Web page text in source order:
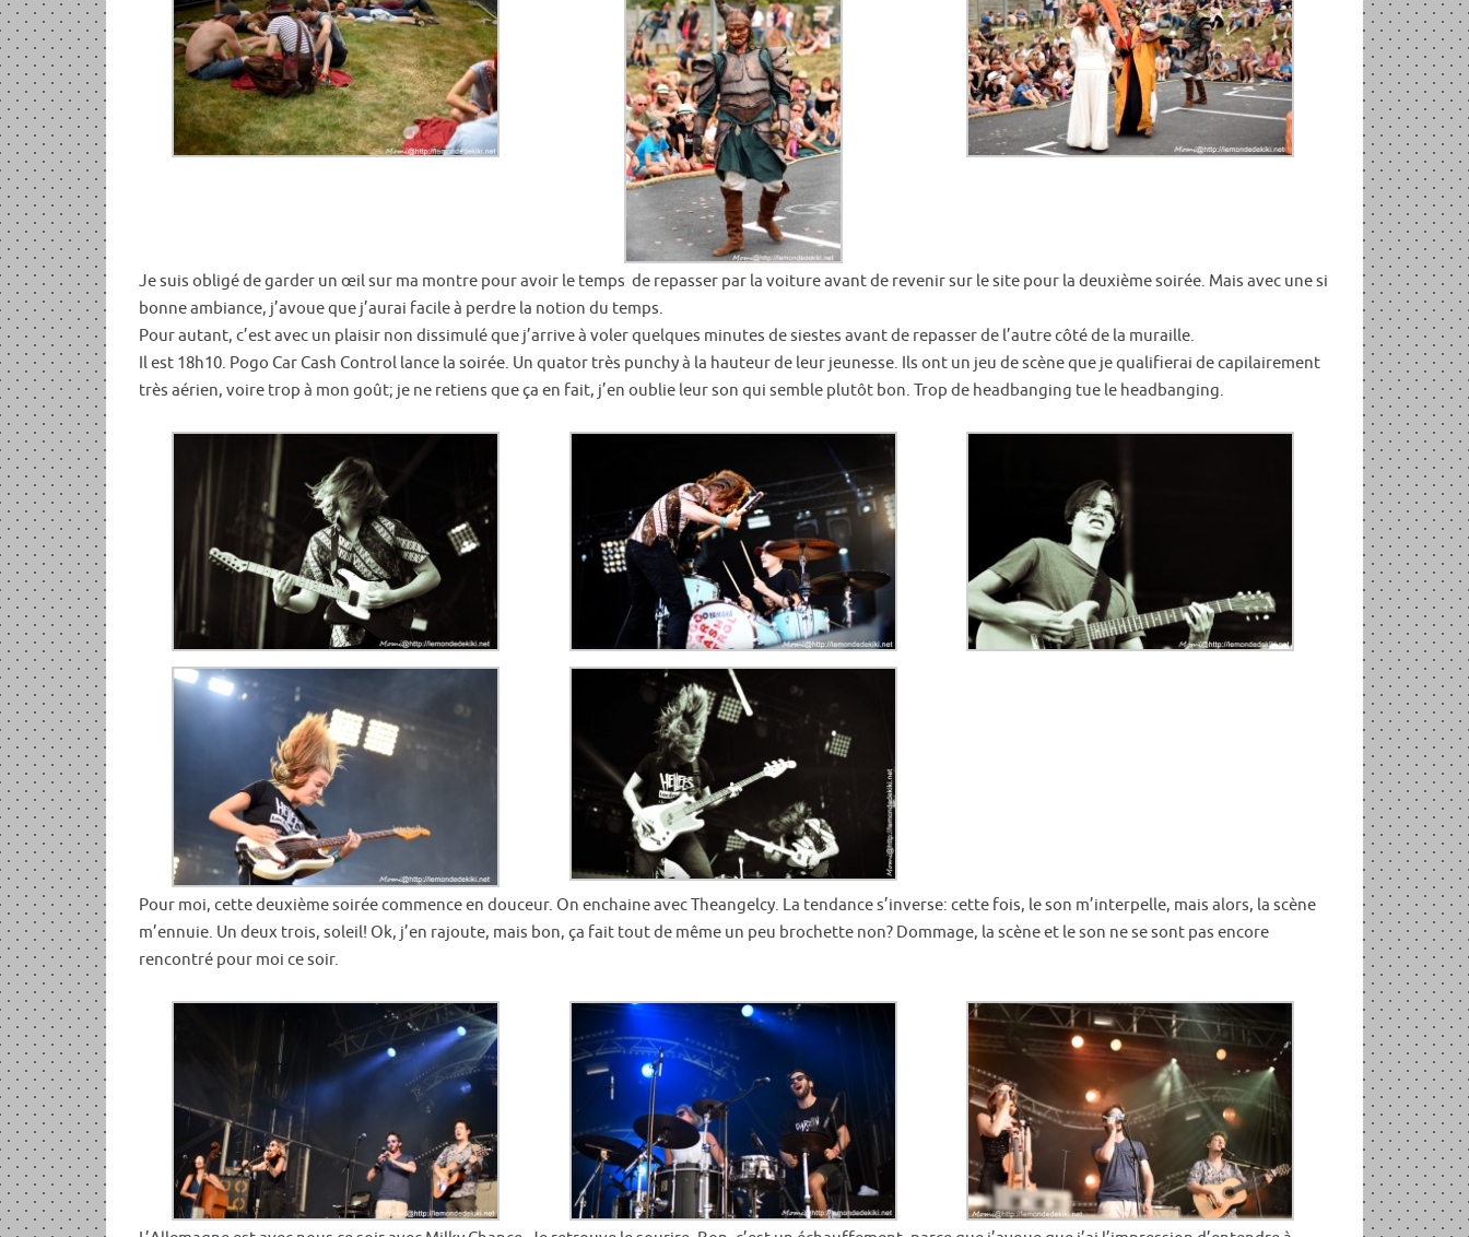
Je suis obligé de garder un œil sur ma montre pour avoir le temps de repasser par la voiture avant de revenir sur le site pour la deuxième soirée. Mais avec une si
bonne ambiance, j’avoue que j’aurai facile à perdre la notion du temps.
Pour autant, c’est avec un plaisir non dissimulé que j’arrive à voler quelques minutes de siestes avant de repasser de l’autre côté de la muraille.
Il est 18h10. Pogo Car Cash Control lance la soirée. Un quator très punchy à la hauteur de leur jeunesse. Ils ont un jeu de scène que je qualifierai de capilairement
très aérien, voire trop à mon goût; je ne retiens que ça en fait, j’en oublie leur son qui semble plutôt bon. Trop de headbanging tue le headbanging.
Pour moi, cette deuxième soirée commence en douceur. On enchaine avec Theangelcy. La tendance s’inverse: cette fois, le son m’interpelle, mais alors, la scène
m’ennuie. Un deux trois, soleil! Ok, j’en rajoute, mais bon, ça fait tout de même un peu brochette non? Dommage, la scène et le son ne se sont pas encore
rencontré pour moi ce soir.